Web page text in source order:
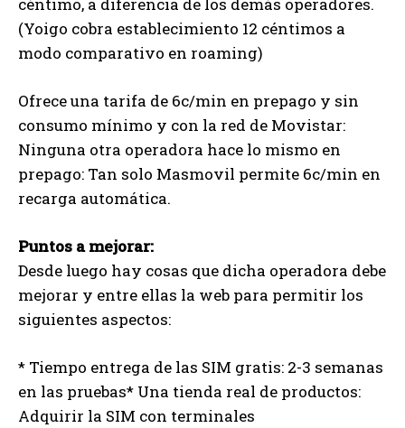
céntimo, a diferencia de los demás operadores.
(Yoigo cobra establecimiento 12 céntimos a
modo comparativo en roaming)
Ofrece una tarifa de 6c/min en prepago y sin
consumo mínimo y con la red de Movistar:
Ninguna otra operadora hace lo mismo en
prepago: Tan solo Masmovil permite 6c/min en
recarga automática.
Puntos a mejorar:
Desde luego hay cosas que dicha operadora debe
mejorar y entre ellas la web para permitir los
siguientes aspectos:
* Tiempo entrega de las SIM gratis: 2-3 semanas
en las pruebas* Una tienda real de productos:
Adquirir la SIM con terminales